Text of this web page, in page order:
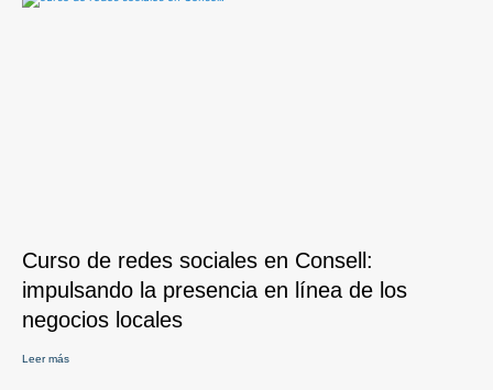
Curso de redes sociales en Consell:
impulsando la presencia en línea de los
negocios locales
Leer más